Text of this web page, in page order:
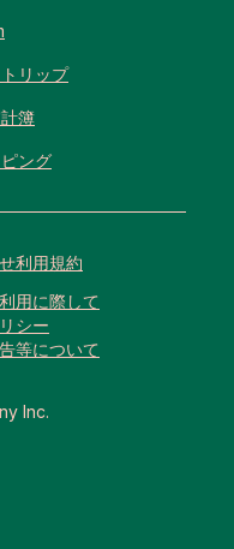
リップ
簿
ング
利用規約
用に際して
シー
等について
Inc.